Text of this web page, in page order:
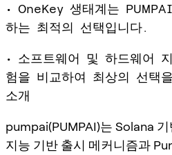
• OneKey 생태계는
하는 최적의 선택입니다.
• 소프트웨어 및 하드웨어
험을 비교하여 최상의 선택
소개
pumpai(PUMPAI)는 Solana
지능 기반 출시 메커니즘과